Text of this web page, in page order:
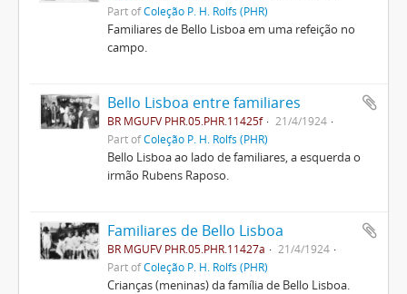
Part ofColeção P. H. Rolfs (PHR)
Familiares de Bello Lisboa em uma refeição no
campo.
Bello Lisboa entre familiares
BR MGUFV PHR.05.PHR.11425f
21/4/1924
Part ofColeção P. H. Rolfs (PHR)
Bello Lisboa ao lado de familiares, a esquerda o
irmão Rubens Raposo.
Familiares de Bello Lisboa
BR MGUFV PHR.05.PHR.11427a
21/4/1924
Part ofColeção P. H. Rolfs (PHR)
Crianças (meninas) da família de Bello Lisboa.